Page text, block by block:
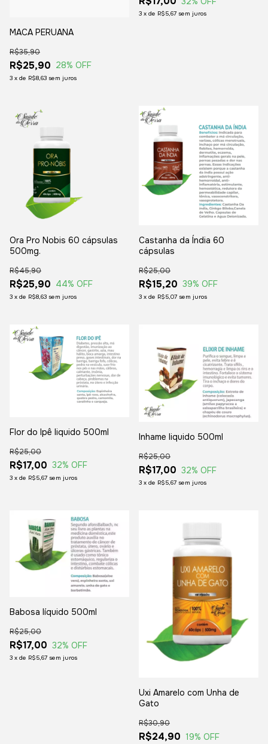
MACA PERUANA
R$25,90
R$35,90
28% OFF
3 x de R$8,63 sem juros
3 x de R$5,67 sem juros
Ora Pro Nobis 60 cápsulas
500mg.
R$25,90
R$45,90
44% OFF
3 x de R$8,63 sem juros
Castanha da Índia 60
cápsulas
R$15,20
R$25,00
39% OFF
3 x de R$5,07 sem juros
Flor do Ipê liquido 500ml
R$17,00
R$25,00
32% OFF
3 x de R$5,67 sem juros
Inhame liquido 500ml
R$17,00
R$25,00
32% OFF
3 x de R$5,67 sem juros
Babosa líquido 500ml
R$17,00
R$25,00
32% OFF
3 x de R$5,67 sem juros
Uxi Amarelo com Unha de
Gato
R$24,90
R$30,90
19% OFF